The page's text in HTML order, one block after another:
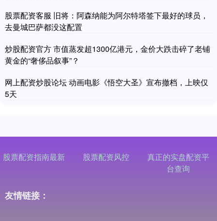
股票配资客服 旧将：阿森纳能为阿尔特塔签下最好的球员，
去曼城巴萨都没这配置
炒股配资官方 市值蒸发超1300亿港元，金价大跌击碎了老铺
黄金的“奢侈品叙事”？
网上配资炒股论坛 动画电影《悟空大圣》宣布撤档，上映仅
5天
股票配资指南最新 股票配资风控
真正的实盘配资平
台查询
友情链接：